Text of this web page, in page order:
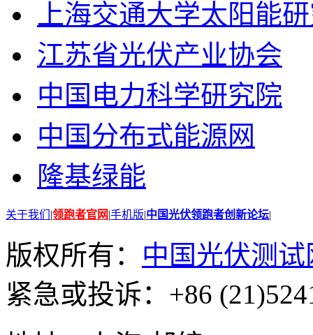
上海交通大学太阳能
江苏省光伏产业协会
中国电力科学研究院
中国分布式能源网
隆基绿能
关于我们 |领跑者官网|手机版|中国光伏领跑者创新论坛|
版权所有： 中国光伏测试
紧急或投诉：+86